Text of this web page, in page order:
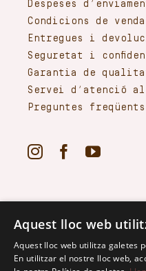
Despeses
Condicions de venda
Entregues i
Seguretat i
Garantia de
Servei d’atenció
Preguntes freqüents
Aquest lloc web
Aquest lloc web utilitza galetes
En utilitzar el nostre lloc web,